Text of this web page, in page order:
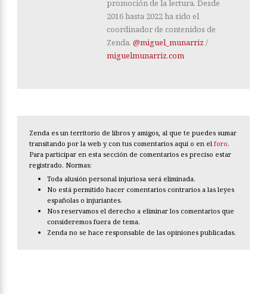
promoción de la lectura. Desde
2016 hasta 2022 ha sido el
coordinador de contenidos de
Zenda. @miguel_munarriz /
miguelmunarriz.com
Zenda es un territorio de libros y amigos, al que te puedes sumar
transitando por la web y con tus comentarios aquí o en el foro.
Para participar en esta sección de comentarios es preciso estar
registrado. Normas:
Toda alusión personal injuriosa será eliminada.
No está permitido hacer comentarios contrarios a las leyes
españolas o injuriantes.
Nos reservamos el derecho a eliminar los comentarios que
consideremos fuera de tema.
Zenda no se hace responsable de las opiniones publicadas.